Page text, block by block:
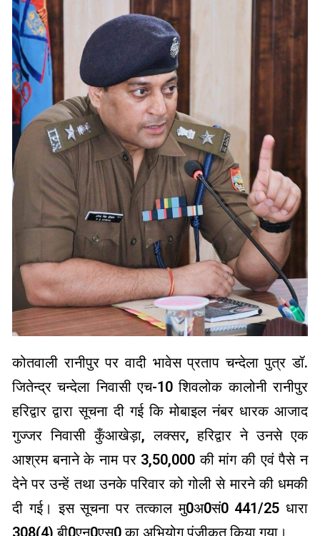
कोतवाली रानीपुर पर वादी भावेस प्रताप चन्देला पुत्र डॉ.
जितेन्द्र चन्देला निवासी एच-10 शिवलोक कालोनी रानीपुर
हरिद्वार द्वारा सूचना दी गई कि मोबाइल नंबर धारक आजाद
गुज्जर निवासी कुँआखेड़ा, लक्सर, हरिद्वार ने उनसे एक
आश्रम बनाने के नाम पर ₹3,50,000 की मांग की एवं पैसे न
देने पर उन्हें तथा उनके परिवार को गोली से मारने की धमकी
दी गई। इस सूचना पर तत्काल मु0अ0सं0 441/25 धारा
308(4) बी0एन0एस0 का अभियोग पंजीकृत किया गया।